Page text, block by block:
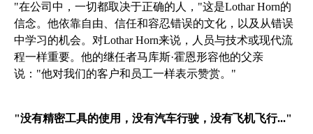
"在公司中，一切都取决于正确的人，"这是Lothar Horn的
信念。他依靠自由、信任和容忍错误的文化，以及从错误
中学习的机会。对Lothar Horn来说，人员与技术或现代流
程一样重要。他的继任者马库斯·霍恩形容他的父亲
说："他对我们的客户和员工一样表示赞赏。"
"没有精密工具的使用，没有汽车行驶，没有飞机飞行..."